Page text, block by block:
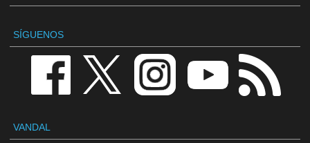
SÍGUENOS
VANDAL